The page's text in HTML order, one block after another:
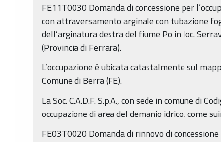
FE11T0030 Domanda di concessione per
con attraversamento arginale con tubazione
dell’arginatura destra del fiume Po in loc.
(Provincia di Ferrara).
L’occupazione è ubicata catastalmente sul
Comune di Berra (FE).
La Soc. C.A.D.F. S.p.A., con sede in comune di
occupazione di area del demanio idrico, come
FE03T0020 Domanda di rinnovo di